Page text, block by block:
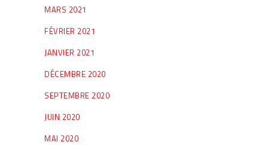
MARS 2021
FÉVRIER 2021
JANVIER 2021
DÉCEMBRE 2020
SEPTEMBRE 2020
JUIN 2020
MAI 2020